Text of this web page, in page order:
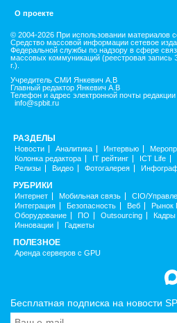
О проекте
© 2004-2026 При использовании материалов
Средство массовой информации сетевое
Федеральной службы по надзору в сфере
массовых коммуникаций (реестровая
г.).
Учредитель СМИ Янкевич А.В
Главный редактор Янкевич А.В
Телефон и адрес электронной почты редакции
info@spbit.ru
РАЗДЕЛЫ
Новости Аналитика Интервью
Колонка редактора
IT рейтинг ICT Life
Релизы
Видео Фотогалерея
РУБРИКИ
Интернет Мобильная связь CIO/
Интеграция
Безопасность Веб Рынок
Оборудование
ПО Outsourcing Кадры
Инновации
Гаджеты
ПОЛЕЗНОЕ
Аренда серверов с GPU
Бесплатная подписка на новости